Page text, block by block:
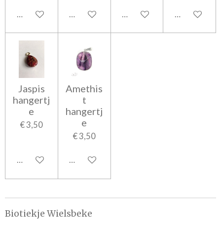
In winkelwagenIn winkelwagenIn winkelwagenIn
Jaspis
hangertj
e
€ 3,50
In winkelwagen
Amethis
t
hangertj
e
€ 3,50
In winkelwagen
Biotiekje Wielsbeke